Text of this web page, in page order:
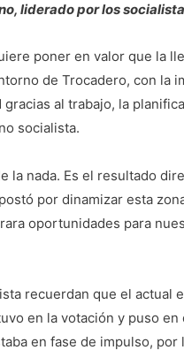
liderado por los
poner en valor que la
de Trocadero, con la
al trabajo, la
socialista.
la nada. Es el resultado
por dinamizar esta
oportunidades para
recuerdan que el actual
en la votación y puso
en fase de impulso,